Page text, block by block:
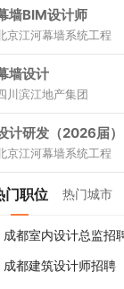
墙BIM设计师
京江河幕墙系统工程
墙设计
川滨江地产集团
计研发（2026届）
京江河幕墙系统工程
门职位 热门城市
成都室内设计总监招
成都建筑设计师招聘